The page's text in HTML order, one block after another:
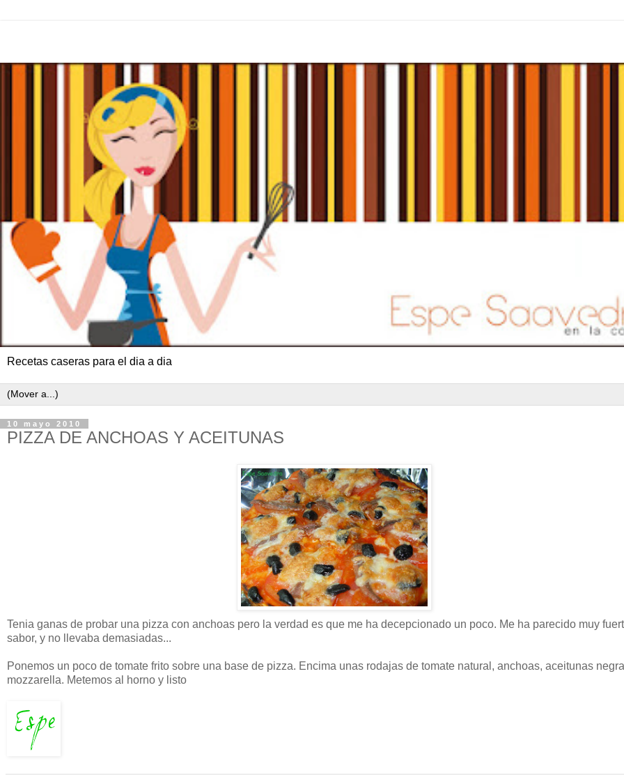
Recetas caseras para el dia a dia
10 mayo 2010
PIZZA DE ANCHOAS Y ACEITUNAS
Tenia ganas de probar una pizza con anchoas pero la verdad es que me ha decepcionado un poco. Me ha parecido muy
sabor, y no llevaba demasiadas...
Ponemos un poco de tomate frito sobre una base de pizza. Encima unas rodajas de tomate natural, anchoas, aceitunas
mozzarella. Metemos al horno y listo